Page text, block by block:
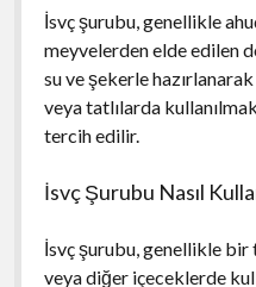
İsvç şurubu, genellikle
meyvelerden elde edilen
su ve şekerle
veya tatlılarda
tercih edilir.
İsvç Şurubu Nasıl
İsvç şurubu, genellikle bir
veya diğer içeceklerde